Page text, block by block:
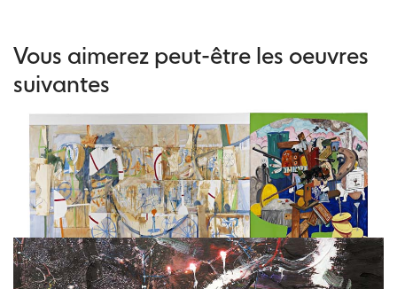
Vous aimerez peut-être les oeuvres
suivantes
Collage Expanded Composition Combination